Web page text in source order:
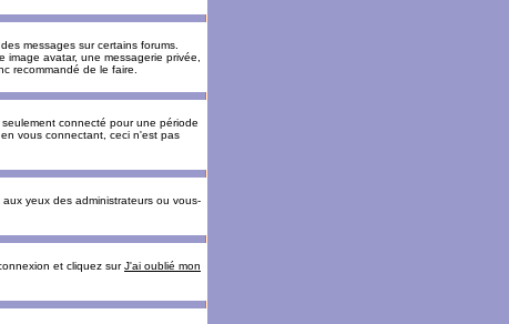
messages sur certains forums.
avatar, une messagerie privée,
recommandé de le faire.
connecté pour une période
vous connectant, ceci n'est pas
yeux des administrateurs ou vous-
et cliquez surJ'ai oublié mon